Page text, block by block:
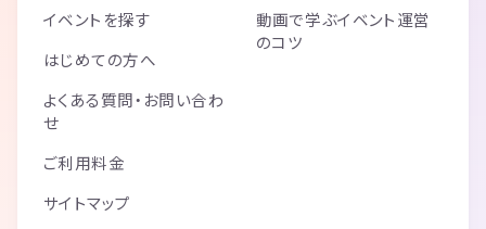
イベントを探す
はじめての方へ
よくある質問・お問い合わ
せ
ご利用料金
サイトマップ
動画で学ぶイベント運営
のコツ